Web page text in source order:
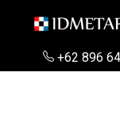
+62 896